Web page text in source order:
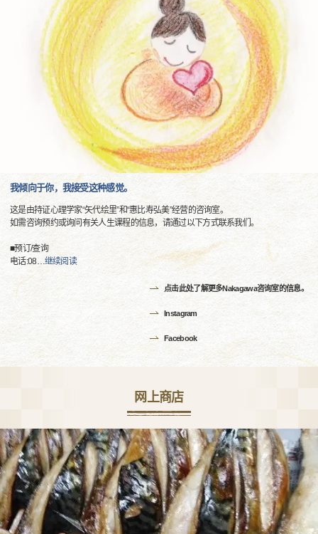
我倾向于你，我接受这种感觉。
这是由持证心理学家“矢代绘里”和“惠比寿弘美”经营的咨询室。
如需咨询预约或询问有关人生课程的信息，请通过以下方式联系我们。
■预订/查询
电话:08… 继续阅读
点击此处了解更多Nakagawa咨询室的信息。
Instagram
Facebook
网上商店